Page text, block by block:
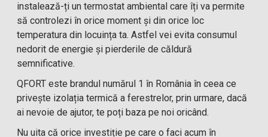
instalează-ți un termostat ambiental care îți va permite
să controlezi în orice moment și din orice loc
temperatura din locuința ta. Astfel vei evita consumul
nedorit de energie și pierderile de căldură
semnificative.
QFORT este brandul numărul 1 în România în ceea ce
privește izolația termică a ferestrelor, prin urmare, dacă
ai nevoie de ajutor, te poți baza pe noi oricând.
Nu uita că orice investiție pe care o faci acum în